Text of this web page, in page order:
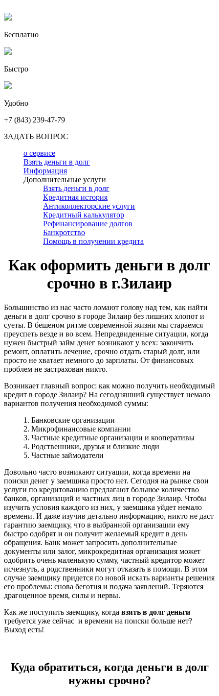
Бесплатно
Быстро
Удобно
+7 (843) 239-47-79
ЗАДАТЬ ВОПРОС
о сервисе
Взять деньги в долг
Информация
Дополнительные услуги
Взять деньги в долг
Кредитная история
Антиколлекторские услуги
Кредитный калькулятор
Рефинансирование долгов
Банкротство
Помощь в получении кредита
Как оформить деньги в долг
срочно в г.Зилаир
Большинство из нас часто ломают голову над тем, как найти
деньги в долг срочно в городе Зилаир без лишних хлопот и
суеты. В бешеном ритме современной жизни мы стараемся
преуспеть везде и во всем. Непредвиденные ситуации, когда
нужен быстрый займ денег возникают у всех: закончить
ремонт, оплатить лечение, срочно отдать старый долг, или
просто не хватает немного до зарплаты. От финансовых
проблем не застрахован никто.
Возникает главный вопрос: как можно получить необходимый
кредит в городе Зилаир? На сегодняшний существует немало
вариантов получения необходимой суммы:
1. Банковские организации
2. Микрофинансовые компании
3. Частные кредитные организации и кооперативы
4. Родственники, друзья и близкие люди
5. Частные займодатели
Довольно часто возникают ситуации, когда времени на
поиски денег у заемщика просто нет. Сегодня на рынке свои
услуги по кредитованию предлагают большое количество
банков, организаций и частных лиц в городе Зилаир. Чтобы
изучить условия каждого из них, у заемщика уйдет немало
времени. И даже изучив детально информацию, никто не даст
гарантию заемщику, что в выбранной организации ему
быстро одобрят и он получит желаемый кредит в день
обращения. Банк может запросить дополнительные
документы или залог, микрокредитная организация может
одобрить очень маленькую сумму, частный кредитор может
исчезнуть, а родственники могут отказать в помощи. В этом
случае заемщику придется по новой искать варианты решения
его проблемы: снова беготня и подача заявлений. Теряются
драгоценное время, силы и нервы.
Как же поступить заемщику, когда взять в долг деньги
требуется уже сейчас и времени на поиски больше нет?
Выход есть!
Куда обратиться, когда деньги в долг
нужны срочно?